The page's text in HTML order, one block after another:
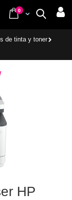
Buscar
Cart
0items
de tinta y toner
HP